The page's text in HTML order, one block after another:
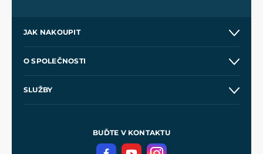
JAK NAKOUPIT
Velkoobchod
O SPOLEČNOSTI
SLUŽBY
Meče pro Kingdom Come
BUĎTE V KONTAKTU